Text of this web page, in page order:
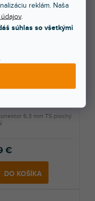
reklám. Naša
.
súhlas so všetkými
4 STAR C JM2 FL
€
DO KOŠÍKA
6,3 mm TS plochý